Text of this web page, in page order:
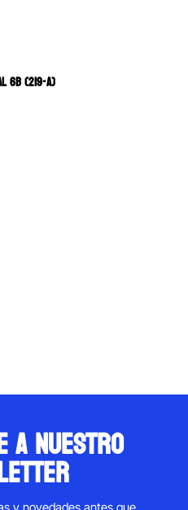
6B (219-A)
a nuestro
y novedades antes que